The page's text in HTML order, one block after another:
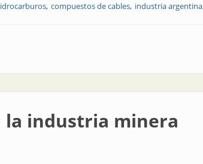
compuestos de cables industria argentina
la industria minera